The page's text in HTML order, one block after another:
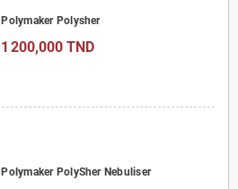
Polymaker Polysher
1 200,000 TND
Polymaker PolySher Nebuliser